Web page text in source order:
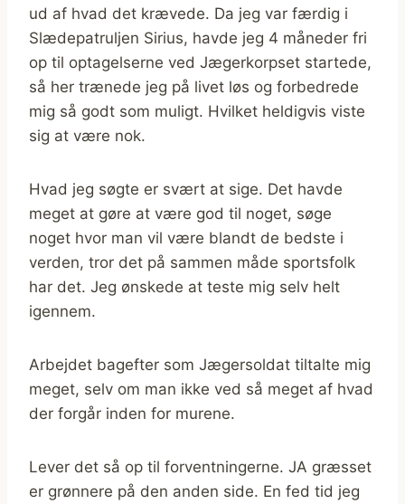
ud af hvad det krævede. Da jeg var færdig i
Slædepatruljen Sirius, havde jeg 4 måneder fri
op til optagelserne ved Jægerkorpset startede,
så her trænede jeg på livet løs og forbedrede
mig så godt som muligt. Hvilket heldigvis viste
sig at være nok.
Hvad jeg søgte er svært at sige. Det havde
meget at gøre at være god til noget, søge
noget hvor man vil være blandt de bedste i
verden, tror det på sammen måde sportsfolk
har det. Jeg ønskede at teste mig selv helt
igennem.
Arbejdet bagefter som Jægersoldat tiltalte mig
meget, selv om man ikke ved så meget af hvad
der forgår inden for murene.
Lever det så op til forventningerne. JA græsset
er grønnere på den anden side. En fed tid jeg